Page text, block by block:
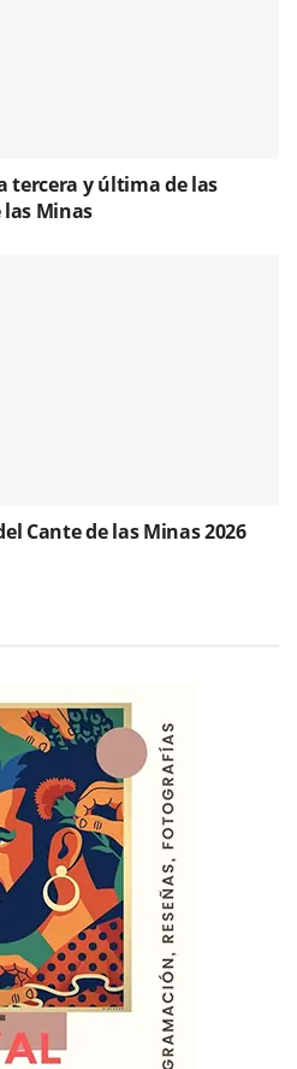
tercera y última de las
Minas
Cante de las Minas 2026